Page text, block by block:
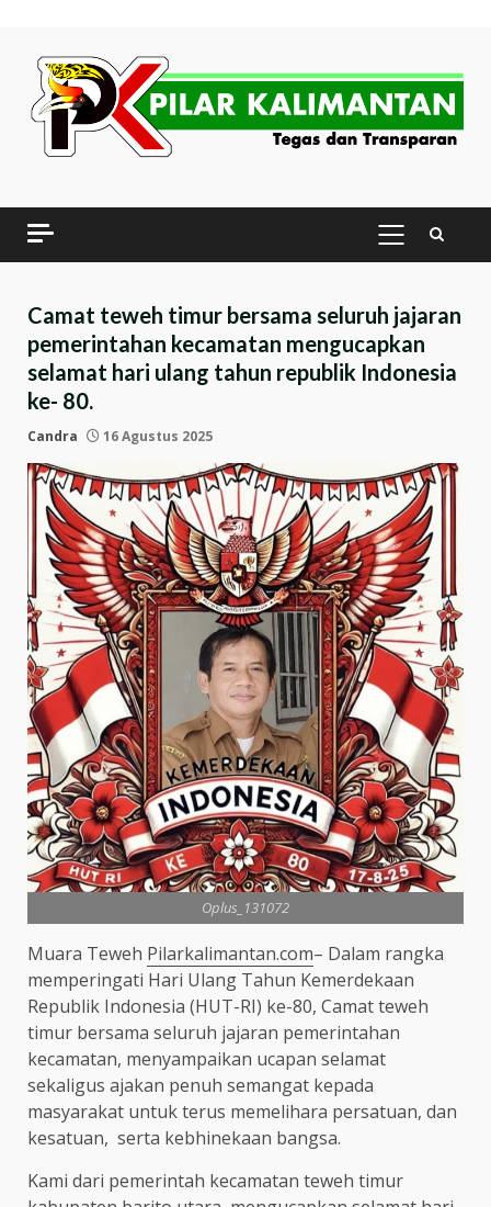
content
PRIMARY
MENU
Camat teweh timur bersama seluruh jajaran
pemerintahan kecamatan mengucapkan
selamat hari ulang tahun republik Indonesia
ke- 80.
Candra 16 Agustus 2025
Oplus_131072
Muara Teweh Pilarkalimantan.com– Dalam rangka
memperingati Hari Ulang Tahun Kemerdekaan
Republik Indonesia (HUT-RI) ke-80, Camat teweh
timur bersama seluruh jajaran pemerintahan
kecamatan, menyampaikan ucapan selamat
sekaligus ajakan penuh semangat kepada
masyarakat untuk terus memelihara persatuan, dan
kesatuan, serta kebhinekaan bangsa.
Kami dari pemerintah kecamatan teweh timur